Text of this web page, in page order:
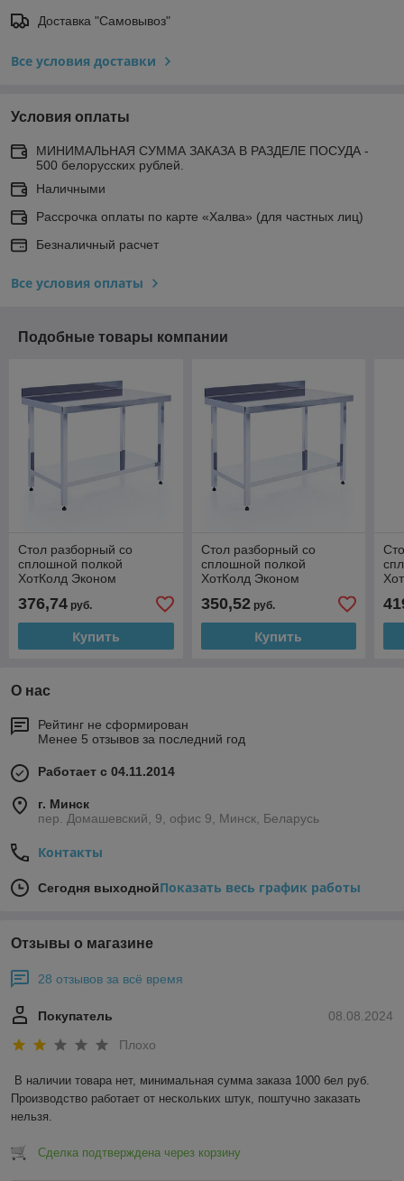
Доставка "Самовывоз"
Все условия доставки
Условия оплаты
МИНИМАЛЬНАЯ СУММА ЗАКАЗА В РАЗДЕЛЕ ПОСУДА -
500 белорусских рублей.
Наличными
Рассрочка оплаты по карте «Халва» (для частных лиц)
Безналичный расчет
Все условия оплаты
Подобные товары компании
Стол разборный со
сплошной полкой
ХотКолд Эконом
376,74 руб.
Купить
Стол разборный со
сплошной полкой
ХотКолд Эконом
350,52руб.
Купить
О нас
Рейтинг не сформирован
Менее 5 отзывов за последний год
Работает с 04.11.2014
г. Минск
пер. Домашевский, 9, офис 9, Минск, Беларусь
Контакты
Сегодня выходнойПоказать весь график работы
Отзывы о магазине
28 отзывов за всё время
08.08.2024
Покупатель
Плохо
В наличии товара нет, минимальная сумма заказа 1000 бел руб.
Производство работает от нескольких штук, поштучно заказать
нельзя.
Сделка подтверждена через корзину